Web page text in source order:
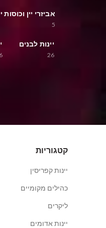
אביזרי יין וכוסות
5
יינות לבנים
26
6
קטגוריות
יינות קפריסין
כהילים מקומיים
ליקרים
יינות אדומים